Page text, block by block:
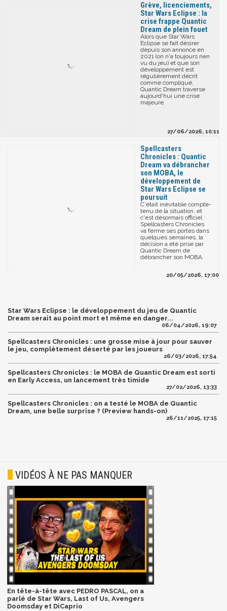
Grève, licenciements,
Star Wars Eclipse : la
crise frappe Quantic
Dream de plein fouet
Alors que Star Wars
Eclipse se fait désirer
depuis son annonce en
2021 (on n'a toujours rien
vu du jeu) et que son
développement est
régulièrement décrit
comme compliqué,
Quantic Dream traverse
aujourd'hui une crise
majeure.
27/06/2026, 10:11
Spellcasters
Chronicles : Quantic
Dream va débrancher
son MOBA, le
développement de
Star Wars Eclipse se
poursuit
C'était inévitable compte-
tenu de la situation, et
c'est désormais officiel :
Spellcasters Chronicles
va ferme ses portes dans
quelques semaines, la
décision a été prise par
Quantic Dream de
débrancher son MOBA.
20/05/2026, 17:00
Star Wars Eclipse : le développement du jeu de Quantic
Dream serait au point mort et même en danger...
06/04/2026, 19:07
Spellcasters Chronicles : une grosse mise à jour pour sauver
le jeu, complètement déserté par les joueurs
26/03/2026, 17:54
Spellcasters Chronicles : le MOBA de Quantic Dream est sorti
en Early Access, un lancement très timide
27/02/2026, 13:33
Spellcasters Chronicles : on a testé le MOBA de Quantic
Dream, une belle surprise ? (Preview hands-on)
26/11/2025, 17:15
VIDÉOS À NE PAS MANQUER
En tête-à-tête avec PEDRO PASCAL, on a
parlé de Star Wars, Last of Us, Avengers
Doomsday et DiCaprio